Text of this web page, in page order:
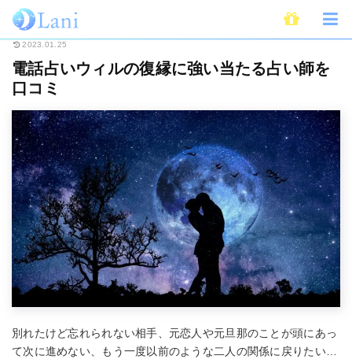
ホーム 電話占い 電話占いウィルの復縁に強い当たる占
2023.01.25
電話占いウィルの復縁に強い当たる占い師を
口コミ
別れたけど忘れられない相手、元恋人や元旦那のことが頭にあっ
て次に進めない、もう一度以前のような二人の関係に戻りたい…